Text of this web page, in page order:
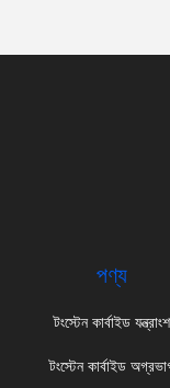
পণ্য
টংস্টেন কার্বাইড যন্ত্রাংশ
টংস্টেন কার্বাইড